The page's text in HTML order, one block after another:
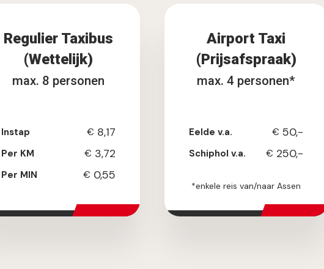
Regulier Taxibus
(Wettelijk)
max. 8 personen
Instap € 8,17
Per KM € 3,72
Per MIN € 0,55
Airport Taxi
(Prijsafspraak)
max. 4 personen*
Eelde v.a. € 50,-
Schiphol v.a. € 250,-
*enkele reis van/naar Assen